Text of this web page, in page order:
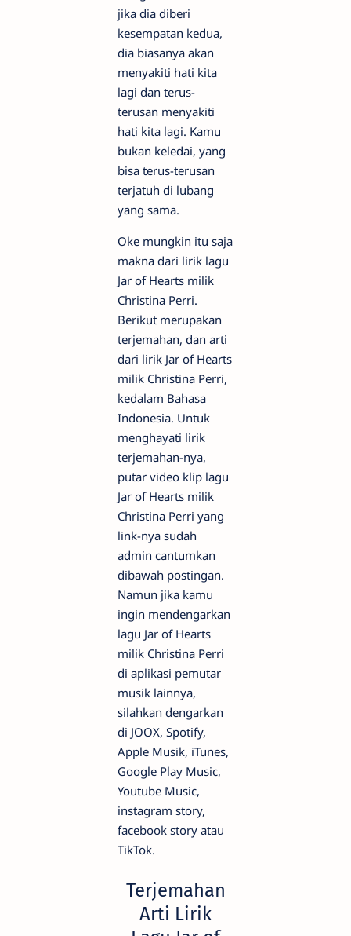
jika dia diberi
kesempatan kedua,
dia biasanya akan
menyakiti hati kita
lagi dan terus-
terusan menyakiti
hati kita lagi. Kamu
bukan keledai, yang
bisa terus-terusan
terjatuh di lubang
yang sama.
Oke mungkin itu saja
makna dari lirik lagu
Jar of Hearts milik
Christina Perri.
Berikut merupakan
terjemahan, dan arti
dari lirik Jar of Hearts
milik Christina Perri,
kedalam Bahasa
Indonesia. Untuk
menghayati lirik
terjemahan-nya,
putar video klip lagu
Jar of Hearts milik
Christina Perri yang
link-nya sudah
admin cantumkan
dibawah postingan.
Namun jika kamu
ingin mendengarkan
lagu Jar of Hearts
milik Christina Perri
di aplikasi pemutar
musik lainnya,
silahkan dengarkan
di JOOX, Spotify,
Apple Musik, iTunes,
Google Play Music,
Youtube Music,
instagram story,
facebook story atau
TikTok.
Terjemahan
Arti Lirik